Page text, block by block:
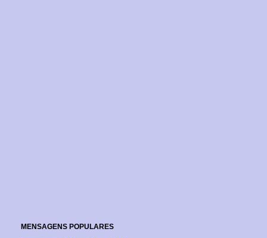
MENSAGENS POPULARES